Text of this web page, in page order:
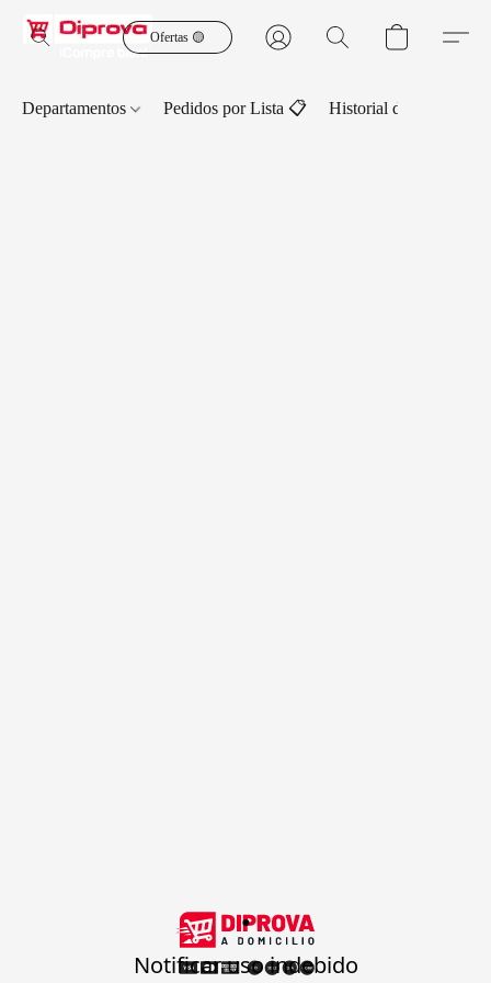
Ofertas 🟡
Departamentos Pedidos por Lista 📋 Historial de Pedidos
.
Notificar uso indebido